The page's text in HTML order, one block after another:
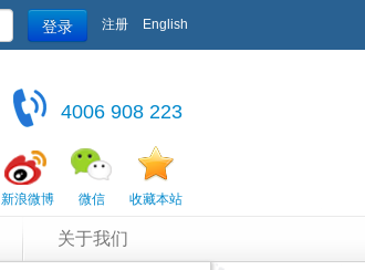
登录 注册 English
4006 908 223
新浪微博 微信 收藏本站
关于我们